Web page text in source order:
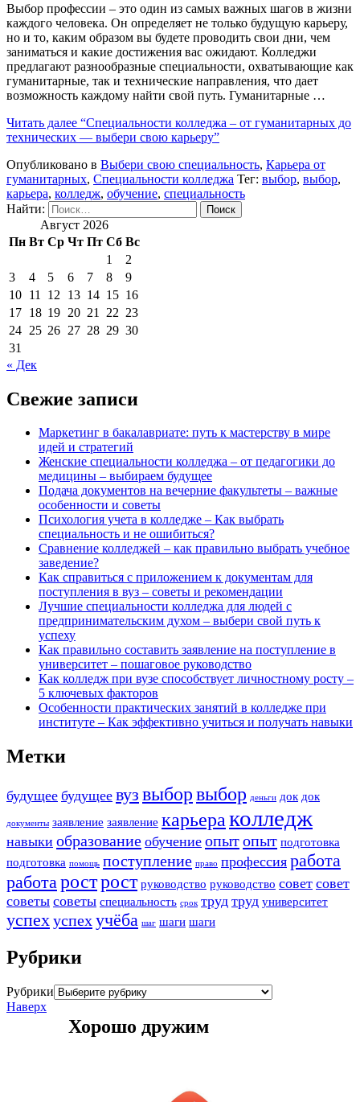
Выбор профессии – это один из самых важных шагов в жизни
каждого человека. Он определяет не только будущую карьеру,
но и то, каким образом вы будете проводить свои дни, чем
заниматься и какие достижения вас ожидают. Колледжи
предлагают разнообразные специальности, охватывающие как
гуманитарные, так и технические направления, что дает
возможность каждому найти свой путь. Гуманитарные …
Читать далее “Специальности колледжа – от гуманитарных до
технических — выбери свою карьеру”
Опубликовано в Выбери свою специальность, Карьера от
гуманитарных, Специальности колледжа Тег: выбор, выбор,
карьера, колледж, обучение, специальность
Найти:
Август 2026
Пн Вт Ср Чт Пт Сб Вс
1
2
3
4 5 6 7 8
9
10 11 12 13 14 15 16
17 18 19 20 21 22 23
24 25 26 27 28 29 30
31
« Дек
Свежие записи
Маркетинг в бакалавриате: путь к мастерству в мире
идей и стратегий
Женские специальности колледжа – от педагогики до
медицины – выбираем будущее
Подача документов на вечерние факультеты – важные
особенности и советы
Психология учета в колледже – Как выбрать
специальность и не ошибиться?
Сравнение колледжей – как правильно выбрать учебное
заведение?
Как справиться с приложением к документам для
поступления в вуз – советы и рекомендации
Лучшие специальности колледжа для людей с
предпринимательским духом – выбери свой путь к
успеху
Как правильно составить заявление на поступление в
университет – пошаговое руководство
Как колледж при вузе способствует личностному росту –
5 ключевых факторов
Особенности практических занятий в колледже при
институте – Как эффективно учиться и получать навыки
Метки
будущее будущее вуз выборвыбор деньги док док
документы заявление заявление карьераколледж
навыки образование обучение опытопыт подготовка
подготовка помощь поступление право профессия работа
работарострост руководство руководство совет совет
советы советы специальность срок труд труд университет
успехуспехучёба шаг шаги шаги
Рубрики
Рубрики
Хорошо дружим
Наверх